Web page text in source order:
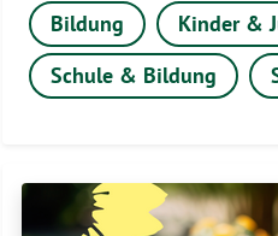
Bildung
Kinder &
Schule & Bildung